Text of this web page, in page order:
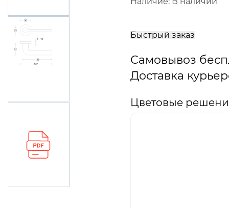
Быстрый заказ
Самовывоз
Доставка
Цветовые